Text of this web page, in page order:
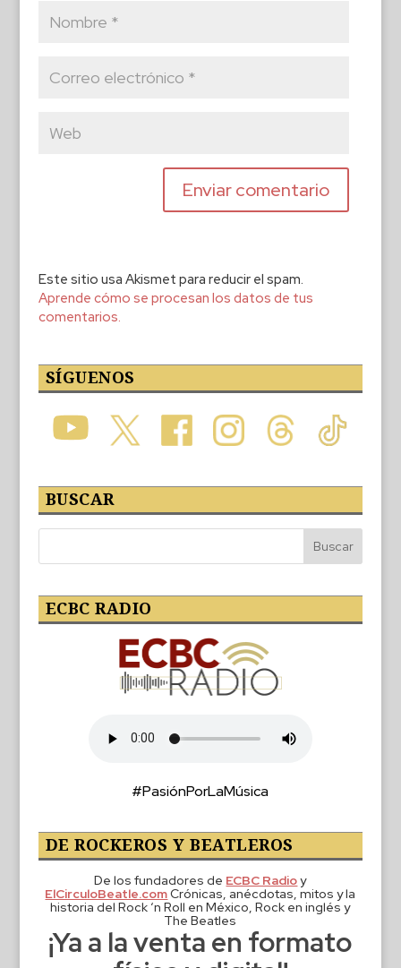
Este sitio usa Akismet para reducir el spam.
Aprende cómo se procesan los datos de tus
comentarios.
SÍGUENOS
BUSCAR
ECBC RADIO
#PasiónPorLaMúsica
DE ROCKEROS Y BEATLEROS
De los fundadores de ECBC Radioy
ElCirculoBeatle.comCrónicas, anécdotas, mitos y la
historia del Rock ‘n Roll en México, Rock en inglés y
The Beatles
¡Ya a la venta en formato